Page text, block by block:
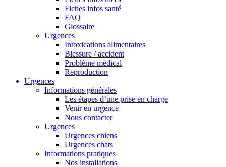
Fiches infos santé
FAQ
Glossaire
Urgences
Intoxications alimentaires
Blessure / accident
Problème médical
Reproduction
Urgences
Informations générales
Les étapes d’une prise en charge
Venir en urgence
Nous contacter
Urgences
Urgences chiens
Urgences chats
Informations pratiques
Nos installations